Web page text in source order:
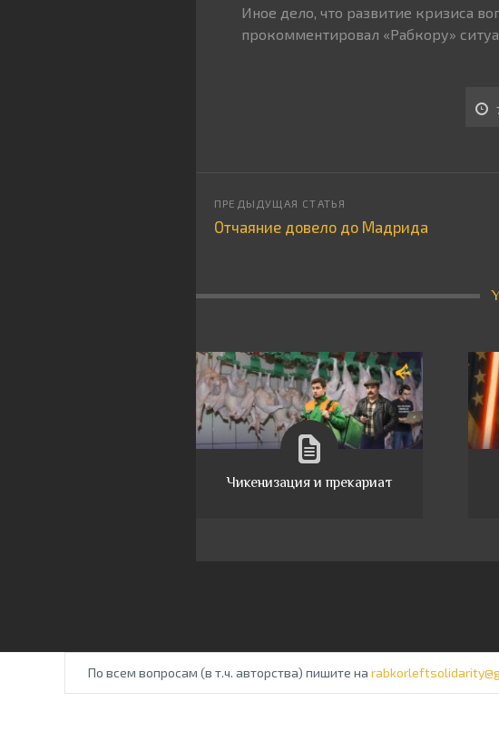
Иное дело, что развитие кризиса
прокомментировал «Рабкору»
Отчаяние довело до Мадрида
Чикенизация и прекариат
По всем вопросам (в т.ч. авторства) пишите на